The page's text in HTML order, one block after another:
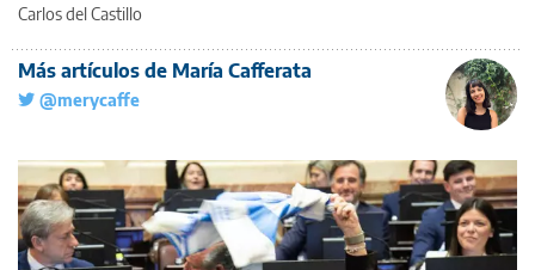
Carlos del Castillo
Más artículos de María Cafferata
@merycaffe